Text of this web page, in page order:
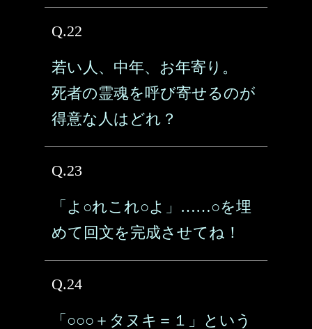
Q.22
若い人、中年、お年寄り。
死者の霊魂を呼び寄せるのが
得意な人はどれ？
Q.23
「よ○れこれ○よ」……○を埋
めて回文を完成させてね！
Q.24
「○○○＋タヌキ＝１」という